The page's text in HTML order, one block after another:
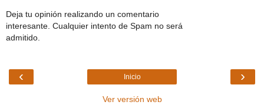
Deja tu opinión realizando un comentario
interesante. Cualquier intento de Spam no será
admitido.
‹ ›
Inicio
Ver versión web